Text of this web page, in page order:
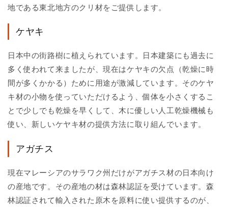
地である東北地方のクリ材をご提供します。
ケヤキ
日本中の街路樹に植えられています。日本建築にも過去に
多く使われて来ましたが、現在はケヤキの欠点（乾燥に時
間が多くかかる）ために用途が激減しています。そのケヤ
キ材の小物を使っていただけるよう、個体を小さくするこ
とで少しでも乾燥を早くして、木に優しい人工乾燥機械も
使い、新しいケヤキ材の提供方法に取り組んでいます。
アガチス
現在マレーシアのサラワク州だけがアガチス材の日本向け
の産地です。その産地の材は森林認証を受けています。森
林認証されて輸入された原木を原料に使い提供するのが、